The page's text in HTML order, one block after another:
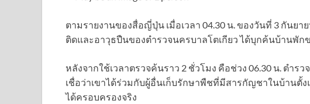
ตามรายงานของสื่อญี่ปุ่น เมื่อเวลา 04.30 น. ของวันที่ 3 กันย
ติดและอาวุธปืนของตำรวจนครบาลโตเกียว ได้บุกค้นบ้านพัก
หลังจากใช้เวลาตรวจค้นราว 2 ชั่วโมง คือช่วง 06.30 น. ตำ
เชื่อว่าเขาได้ร่วมกับผู้อื่นเก็บรักษาพืชที่มีสารกัญชาในบ้านตั้
ได้ครอบครองจริง